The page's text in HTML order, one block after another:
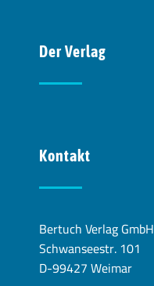
Der Verlag
Kontakt
Bertuch Verlag GmbH
Schwanseestr. 101
D-99427 Weimar